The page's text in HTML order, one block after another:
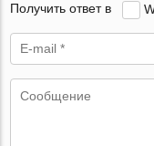
Получить ответ в